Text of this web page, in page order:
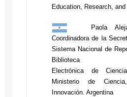
Gungula,
Angola
Saray
honoraria de la
de Costa
honoraria de
Modera:
Red de
Conocimiento,
Hardware Libre,
Auditorio de la
Ciencias Políticas
Education, Research,
Paola
Coordinadora de la
Sistema Nacional de
Biblioteca
Electrónica de
Ministerio de
Innovación. Argentina